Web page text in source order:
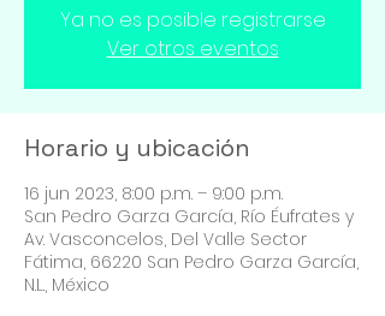
Ya no es posible registrarse
Ver otros eventos
Horario y ubicación
16 jun 2023, 8:00 p.m. – 9:00 p.m.
San Pedro Garza García, Río Éufrates y
Av. Vasconcelos, Del Valle Sector
Fátima, 66220 San Pedro Garza García,
N.L., México